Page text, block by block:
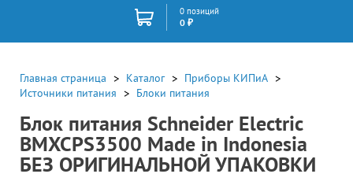
0 позиций
0 ₽
Главная страница Каталог
Приборы КИПиА
Источники питания
Блоки питания
Блок питания Schneider Electric
BMXCPS3500 Made in Indonesia
БЕЗ ОРИГИНАЛЬНОЙ УПАКОВКИ